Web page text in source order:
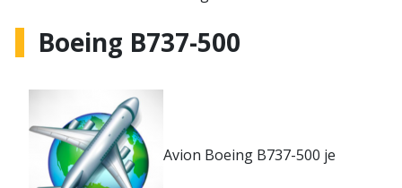
Boeing B737-500
Avion Boeing B737-500 je